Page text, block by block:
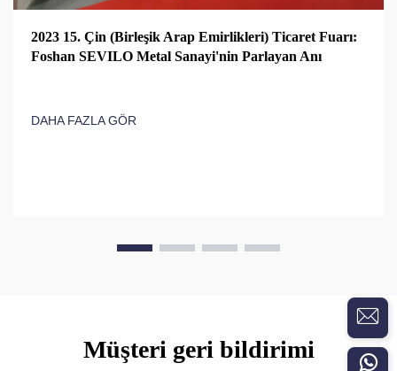
2023 15. Çin (Birleşik Arap Emirlikleri) Ticaret Fuarı:
Foshan SEVILO Metal Sanayi'nin Parlayan Anı
DAHA FAZLA GÖR
Müşteri geri bildirimi